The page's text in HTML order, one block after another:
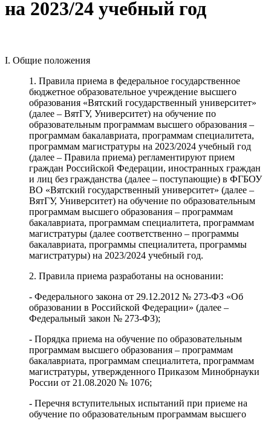
на 2023/24 учебный год
I. Общие положения
1. Правила приема в федеральное государственное
бюджетное образовательное учреждение высшего
образования «Вятский государственный университет»
(далее – ВятГУ, Университет) на обучение по
образовательным программам высшего образования –
программам бакалавриата, программам специалитета,
программам магистратуры на 2023/2024 учебный год
(далее – Правила приема) регламентируют прием
граждан Российской Федерации, иностранных граждан
и лиц без гражданства (далее – поступающие) в ФГБОУ
ВО «Вятский государственный университет» (далее –
ВятГУ, Университет) на обучение по образовательным
программам высшего образования – программам
бакалавриата, программам специалитета, программам
магистратуры (далее соответственно – программы
бакалавриата, программы специалитета, программы
магистратуры) на 2023/2024 учебный год.
2. Правила приема разработаны на основании:
- Федерального закона от 29.12.2012 № 273-ФЗ «Об
образовании в Российской Федерации» (далее –
Федеральный закон № 273-ФЗ);
- Порядка приема на обучение по образовательным
программам высшего образования – программам
бакалавриата, программам специалитета, программам
магистратуры, утвержденного Приказом Минобрнауки
России от 21.08.2020 № 1076;
- Перечня вступительных испытаний при приеме на
обучение по образовательным программам высшего